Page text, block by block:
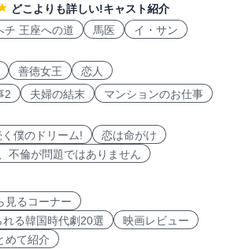
どこよりも詳しい!キャスト紹介
チ 王座への道 馬医
イ・サン
善徳女王
恋人
2 夫婦の結末
マンションのお仕事
僕のドリーム!
恋は命がけ
不倫が問題ではありません
見るコーナー
れる韓国時代劇20選
映画レビュー
めて紹介